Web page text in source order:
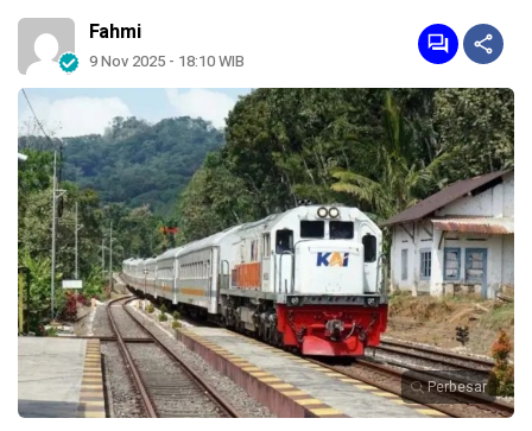
Fahmi
9 Nov 2025 - 18:10 WIB
Perbesar